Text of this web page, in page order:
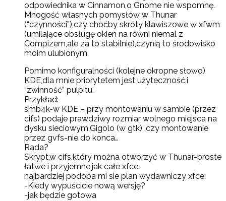
odpowiednika w Cinnamon,o Gnome nie wspomnę.
Mnogość własnych pomysłów w Thunar
(“czynności”),czy choćby skróty klawiszowe w xfwm
(umilające obsługę okien na równi niemal z
Compizem,ale za to stabilnie),czynią to środowisko
moim ulubionym.
Pomimo konfiguralności (kolejne okropne słowo)
KDE,dla mnie priorytetem jest użyteczność,i
“zwinność” pulpitu.
Przykład:
smb4k-w KDE – przy montowaniu w sambie (przez
cifs) podaje prawdziwy rozmiar wolnego miejsca na
dysku sieciowym,Gigolo (w gtk) ,czy montowanie
przez gvfs-nie do konca…
Rada?
Skrypt,w cifs,który można otworzyć w Thunar-proste
łatwe i przyjemne,jak całe xfce.
najbardziej podoba mi sie plan wydawniczy xfce:
-Kiedy wypuścicie nową wersję?
-jak będzie gotowa